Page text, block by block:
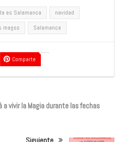
es Salamanca
navidad
magos Salamanca
Comparte
a vivir la Magia durante las fechas